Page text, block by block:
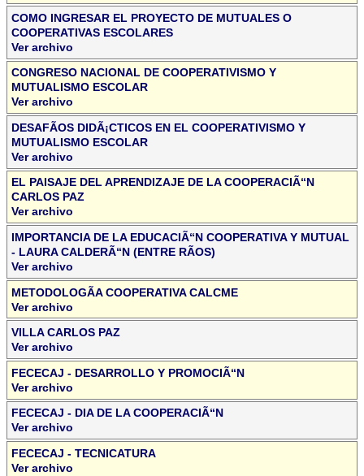
COMO INGRESAR EL PROYECTO DE MUTUALES O
COOPERATIVAS ESCOLARES
Ver archivo
CONGRESO NACIONAL DE COOPERATIVISMO Y
MUTUALISMO ESCOLAR
Ver archivo
DESAFÃ­OS DIDÃ¡CTICOS EN EL COOPERATIVISMO Y
MUTUALISMO ESCOLAR
Ver archivo
EL PAISAJE DEL APRENDIZAJE DE LA COOPERACIÃ“N
CARLOS PAZ
Ver archivo
IMPORTANCIA DE LA EDUCACIÃ“N COOPERATIVA Y MUTUAL
- LAURA CALDERÃ“N (ENTRE RÃ­OS)
Ver archivo
METODOLOGÃ­A COOPERATIVA CALCME
Ver archivo
VILLA CARLOS PAZ
Ver archivo
FECECAJ - DESARROLLO Y PROMOCIÃ“N
Ver archivo
FECECAJ - DIA DE LA COOPERACIÃ“N
Ver archivo
FECECAJ - TECNICATURA
Ver archivo